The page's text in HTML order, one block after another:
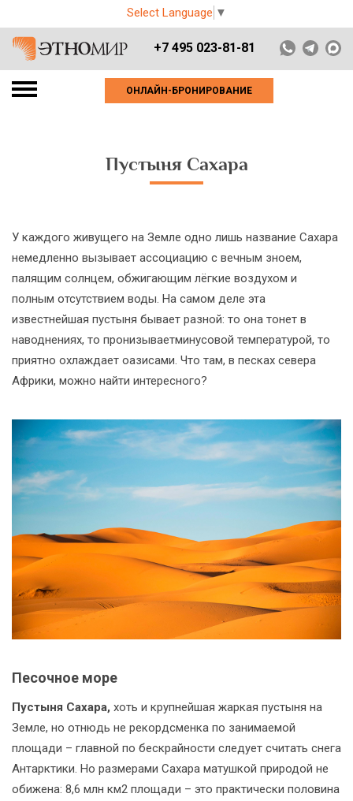
Select Language ▼
+7 495 023-81-81
ОНЛАЙН-БРОНИРОВАНИЕ
Пустыня Сахара
У каждого живущего на Земле одно лишь название Сахара
немедленно вызывает ассоциацию с вечным зноем,
палящим солнцем, обжигающим лёгкие воздухом и
полным отсутствием воды. На самом деле эта
известнейшая пустыня бывает разной: то она тонет в
наводнениях, то пронизываетминусовой температурой, то
приятно охлаждает оазисами. Что там, в песках севера
Африки, можно найти интересного?
Песочное море
Пустыня Сахара, хоть и крупнейшая жаркая пустыня на
Земле, но отнюдь не рекордсменка по занимаемой
площади – главной по бескрайности следует считать снега
Антарктики. Но размерами Сахара матушкой природой не
обижена: 8,6 млн км2 площади – это практически половина